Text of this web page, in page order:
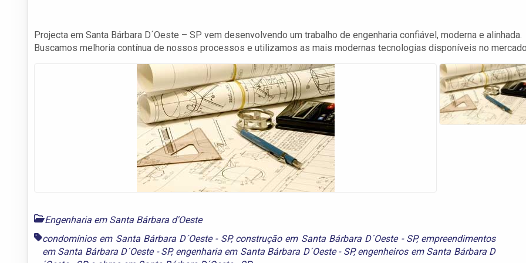
Projecta em Santa Bárbara D´Oeste – SP vem desenvolvendo um trabalho de engenharia confiável, moderna e alinhada.
Buscamos melhoria contínua de nossos processos e utilizamos as mais modernas tecnologias disponíveis no
Engenharia em Santa Bárbara d'Oeste
condomínios em Santa Bárbara D´Oeste - SP, construção em Santa Bárbara D´Oeste - SP, empreendimentos
em Santa Bárbara D´Oeste - SP, engenharia em Santa Bárbara D´Oeste - SP,engenheiros em Santa Bárbara D